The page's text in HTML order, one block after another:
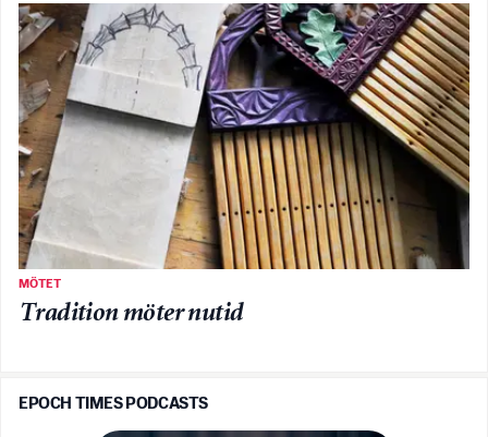
MÖTET
Tradition möter nutid
EPOCH TIMES PODCASTS